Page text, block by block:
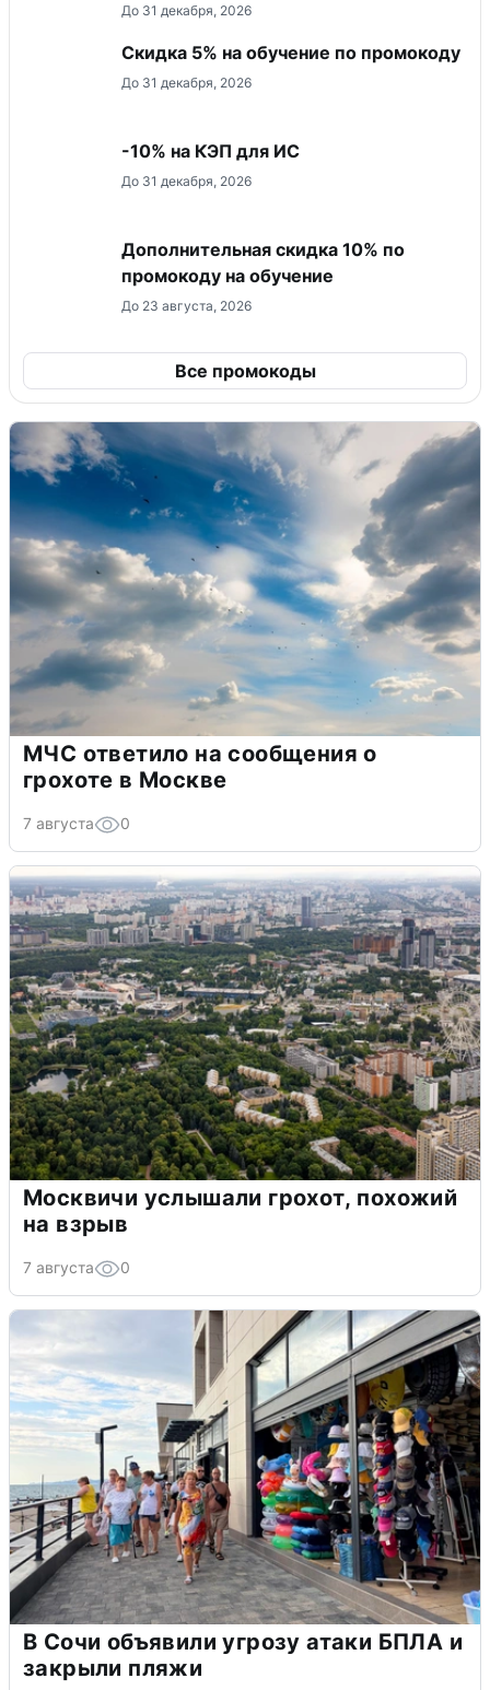
До 31 декабря, 2026
Скидка 5% на обучение по промокоду
До 31 декабря, 2026
-10% на КЭП для ИС
До 31 декабря, 2026
Дополнительная скидка 10% по
промокоду на обучение
До 23 августа, 2026
Все промокоды
МЧС ответило на сообщения о
грохоте в Москве
7 августа 0
Москвичи услышали грохот, похожий
на взрыв
7 августа 0
В Сочи объявили угрозу атаки БПЛА и
закрыли пляжи